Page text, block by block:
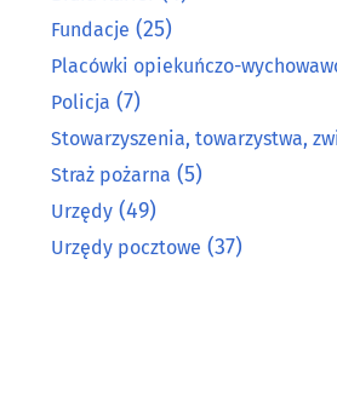
Fundacje (25)
Placówki opiekuńczo-
Policja (7)
Stowarzyszenia, towarzystwa,
Straż pożarna (5)
Urzędy (49)
Urzędy pocztowe (37)